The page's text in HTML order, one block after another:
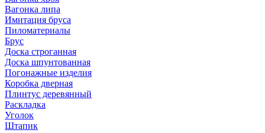
Вагонка липа
Имитация бруса
Пиломатериалы
Брус
Доска строганная
Доска шпунтованная
Погонажные изделия
Коробка дверная
Плинтус деревянный
Раскладка
Уголок
Штапик